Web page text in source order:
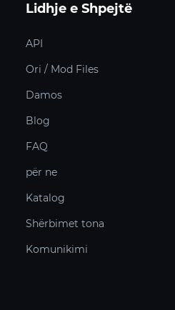
Lidhje e Shpejtë
API
Ori / Mod Files
Damos
Blog
FAQ
për ne
Katalog
Shërbimet tona
Komunikimi